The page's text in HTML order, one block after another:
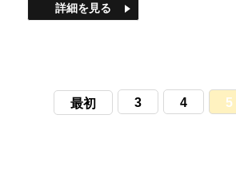
詳細を見る
最初 3 4 5